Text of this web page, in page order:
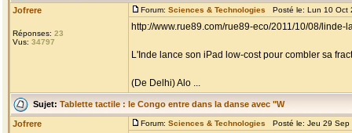
Jofrere
Réponses: 23
Vus: 34797
Forum: Sciences & Technologies Posté le: Lun 10
http://www.rue89.com/rue89-eco/2011/10/08/
L'Inde lance son iPad low-cost pour combler sa
(De Delhi) Alo ...
Sujet: Tablette tactile : le Congo entre dans la danse avec "W
Jofrere Forum: Sciences & Technologies Posté le: Jeu 29